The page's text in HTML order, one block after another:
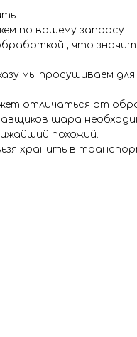
по вашему запросу
, что
мы просушиваем для
отличаться от
шара
похожий.
хранить в